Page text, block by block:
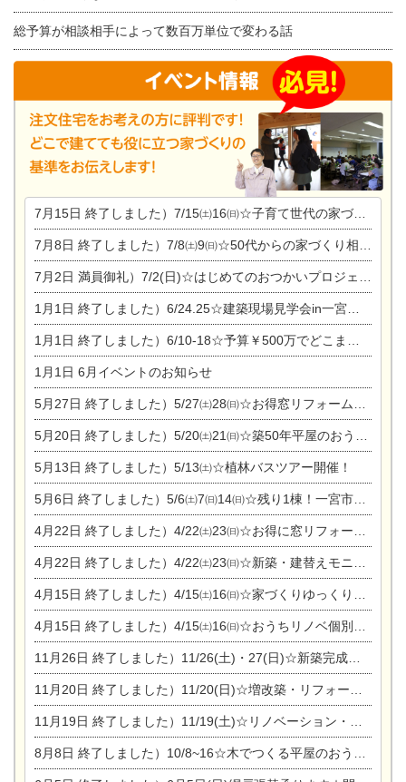
総予算が相談相手によって数百万単位で変わる話
7月15日 終了しました）7/15㈯16㈰☆子育て世代の家づくり相談会
7月8日 終了しました）7/8㈯9㈰☆50代からの家づくり相談会
7月2日 満員御礼）7/2(日)☆はじめてのおつかいプロジェクト
1月1日 終了しました）6/24.25☆建築現場見学会in一宮市木曽川町
1月1日 終了しました）6/10-18☆予算￥500万でどこまでできるの？リフォーム相談会
1月1日 6月イベントのお知らせ
5月27日 終了しました）5/27㈯28㈰☆お得窓リフォーム個別相談会
5月20日 終了しました）5/20㈯21㈰☆築50年平屋のおうちリノベーション完成見学会
5月13日 終了しました）5/13㈯☆植林バスツアー開催！
5月6日 終了しました）5/6㈯7㈰14㈰☆残り1棟！一宮市限定モニター募集相談会(新築・建替え)
4月22日 終了しました）4/22㈯23㈰☆お得に窓リフォーム個別相談会
4月22日 終了しました）4/22㈯23㈰☆新築・建替えモニター募集個別相談会
4月15日 終了しました）4/15㈯16㈰☆家づくりゆっくりじっくり個別相談会
4月15日 終了しました）4/15㈯16㈰☆おうちリノベ個別相談会
11月26日 終了しました）11/26(土)・27(日)☆新築完成見学会 in一宮市あずら
11月20日 終了しました）11/20(日)☆増改築・リフォームまつり＆秋の味覚まつり＆芸術祭
11月19日 終了しました）11/19(土)☆リノベーション・家の修理まつり＆増改築・リフォームまつりin扶桑ゴルフ
8月8日 終了しました）10/8~16☆木でつくる平屋のおうちのつくり方【完全予約制】